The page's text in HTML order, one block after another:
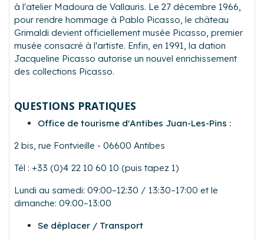
à l'atelier Madoura de Vallauris. Le 27 décembre 1966,
pour rendre hommage à Pablo Picasso, le château
Grimaldi devient officiellement musée Picasso, premier
musée consacré à l'artiste. Enfin, en 1991, la dation
Jacqueline Picasso autorise un nouvel enrichissement
des collections Picasso.
QUESTIONS PRATIQUES
Office de tourisme d'Antibes Juan-Les-Pins :
2 bis, rue Fontvieille - 06600 Antibes
Tél : +33 (0)4 22 10 60 10 (puis tapez 1)
Lundi au samedi: 09:00–12:30 / 13:30–17:00 et le
dimanche: 09:00–13:00
Se déplacer / Transport